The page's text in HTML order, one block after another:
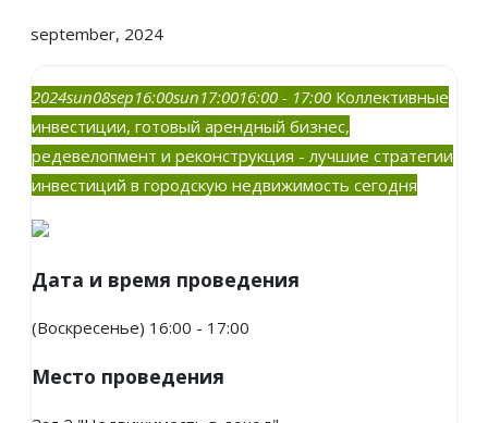
september, 2024
2024sun08sep16:00sun17:0016:00 - 17:00 Коллективные
инвестиции, готовый арендный бизнес,
редевелопмент и реконструкция - лучшие стратегии
инвестиций в городскую недвижимость сегодня
Дата и время проведения
(Воскресенье) 16:00 - 17:00
Место проведения